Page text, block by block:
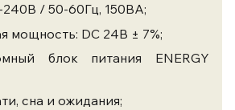
240В / 50-60Гц, 150ВА;
мощность: DC 24В ± 7%;
блок питания ENERGY
сна и ожидания;